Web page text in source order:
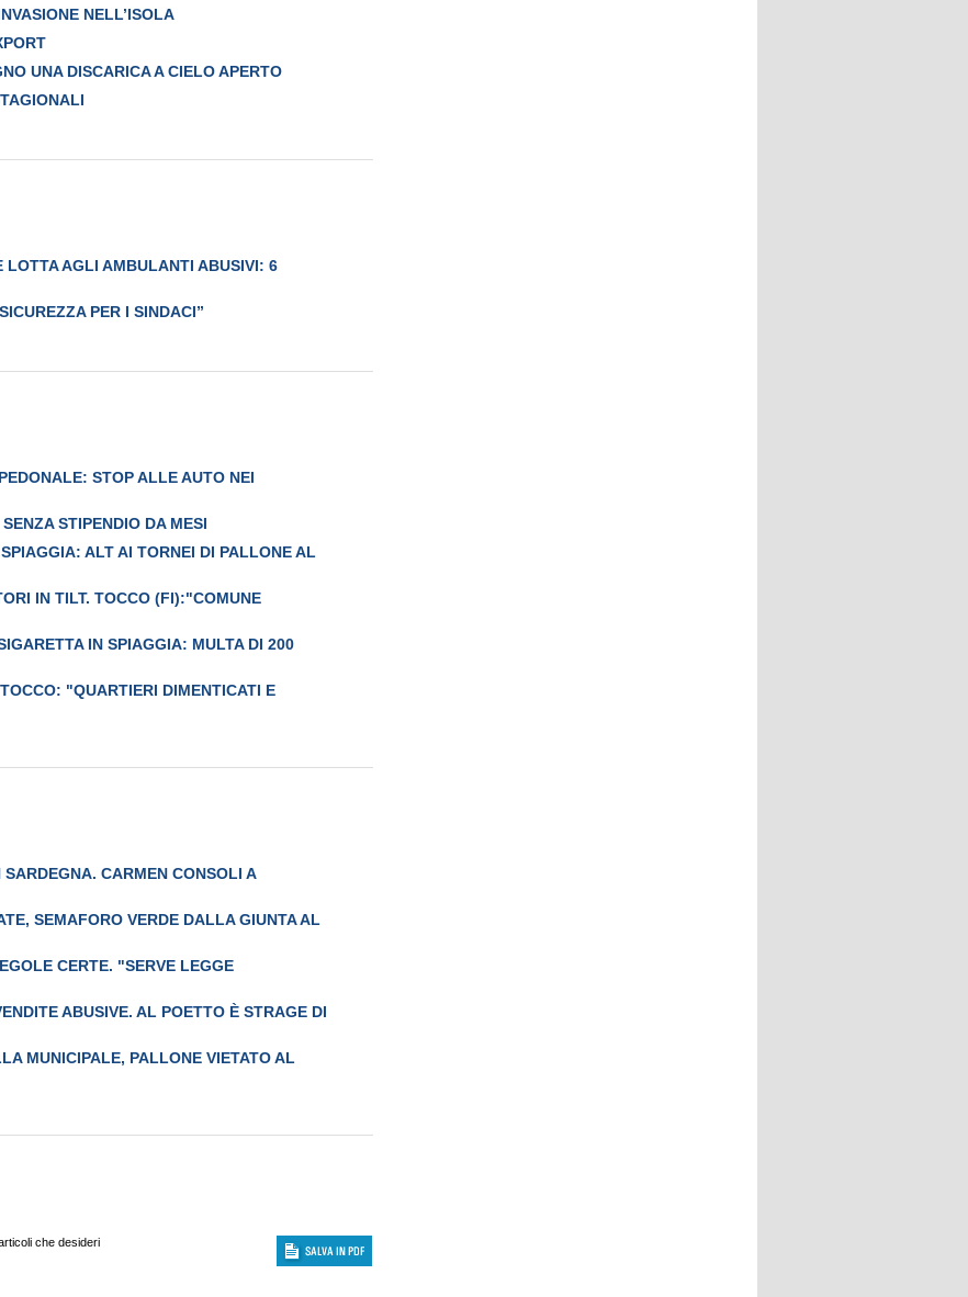
NELL’ISOLA
UNA DISCARICA A CIELO APERTO
AGLI AMBULANTI ABUSIVI: 6
PER I SINDACI”
STOP ALLE AUTO NEI
STIPENDIO DA MESI
ALT AI TORNEI DI PALLONE AL
IN TILT. TOCCO (FI):"COMUNE
IN SPIAGGIA: MULTA DI 200
"QUARTIERI DIMENTICATI E
CARMEN CONSOLI A
SEMAFORO VERDE DALLA GIUNTA AL
CERTE. "SERVE LEGGE
ABUSIVE. AL POETTO È STRAGE DI
MUNICIPALE, PALLONE VIETATO AL
che desideri